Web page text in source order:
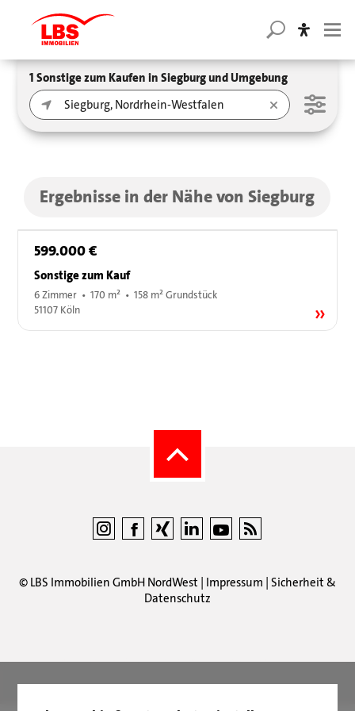
1 Sonstige zum Kaufen in Siegburg und Umgebung
Ergebnisse in der Nähe von Siegburg
599.000 €
Sonstige zum Kauf
6 Zimmer • 170 m² • 158 m² Grundstück
51107 Köln
© LBS Immobilien GmbH NordWest Impressum Sicherheit &
Datenschutz
LBS Immobilien GmbH NordWesthat4,87von5Sternen